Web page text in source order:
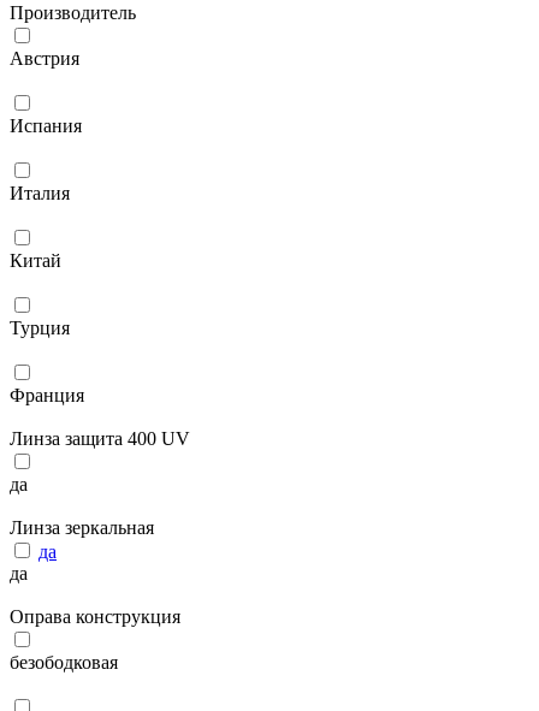
Производитель
Австрия
Испания
Италия
Китай
Турция
Франция
Линза защита 400 UV
да
Линза зеркальная
да
да
Оправа конструкция
безободковая